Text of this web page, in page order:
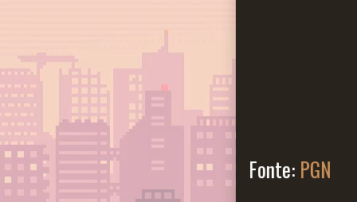
Fonte: PGN